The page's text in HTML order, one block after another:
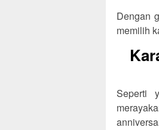
Dengan
memilih
Seperti